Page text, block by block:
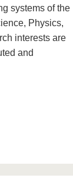
systems of the
Physics,
interests are
and